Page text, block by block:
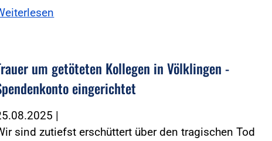
um getöteten Kollegen in Völklingen -
eingerichtet
|
sind zutiefst erschüttert über den tragischen Tod